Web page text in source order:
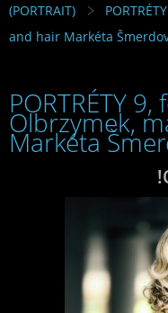
(PORTRAIT)
and hair Markéta
PORTRÉTY
Olbrzymek,
Markéta